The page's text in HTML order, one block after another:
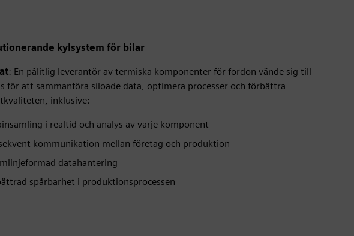
kylsystem för bilar
: En pålitlig leverantör av termiska komponenter för fordon vände sig till
för att sammanföra siloade data, optimera processer och förbättra
inklusive:
i realtid och analys av varje komponent
kommunikation mellan företag och produktion
datahantering
spårbarhet i produktionsprocessen